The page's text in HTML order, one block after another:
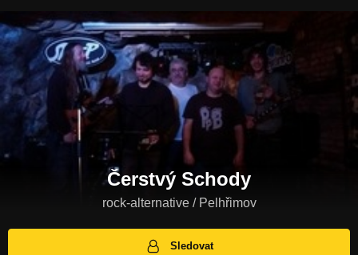
Čerstvý Schody
rock-alternative / Pelhřimov
Sledovat